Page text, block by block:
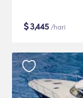
$3,445 /hari